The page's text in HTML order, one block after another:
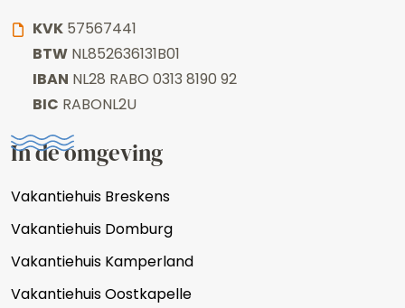
KVK 57567441
BTW NL852636131B01
IBAN NL28 RABO 0313 8190 92
BIC RABONL2U
In de omgeving
Vakantiehuis Breskens
Vakantiehuis Domburg
Vakantiehuis Kamperland
Vakantiehuis Oostkapelle